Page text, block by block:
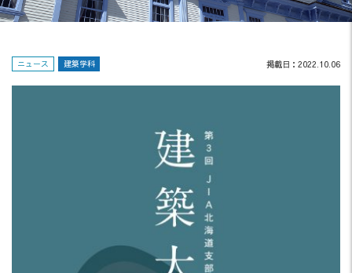
ニュース 建築学科 掲載日：2022.10.06